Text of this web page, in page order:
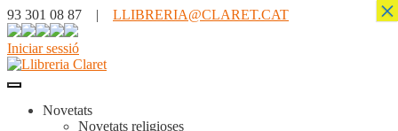
93 301 08 87 | LLIBRERIA@CLARET.CAT
Iniciar sessió
Novetats
Novetats religioses
×